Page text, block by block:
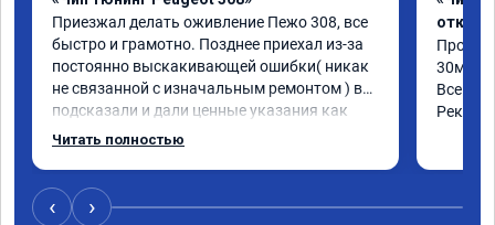
Приезжал делать оживление Пежо 308, все
быстро и грамотно. Позднее приехал из-за
постоянно выскакивающей ошибки( никак
не связанной с изначальным ремонтом ) все
подсказали и дали ценные указания как
поступить. Категорически рекомендую
буду ездить. Олько сюда
Читать полностью
Прошил
30мин.
Все
‹ ›